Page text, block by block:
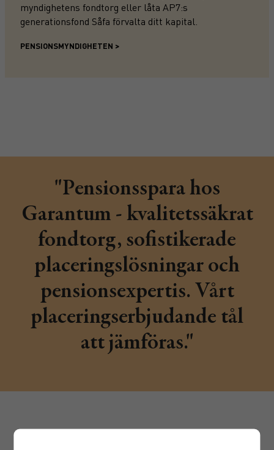
myndighetens fondtorg eller låta AP7:s
generationsfond Såfa förvalta ditt kapital.
PENSIONSMYNDIGHETEN >
"Pensionsspara hos
Garantum - kvalitetssäkrat
fondtorg, sofistikerade
placeringslösningar och
pensionsexpertis. Vårt
placeringserbjudande tål
att jämföras."